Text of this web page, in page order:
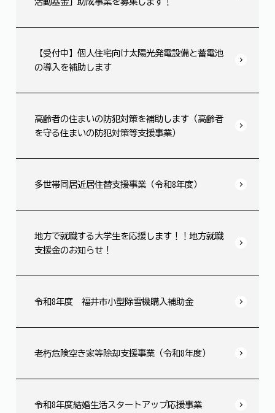
【受付中】個人住宅向け太陽光発電設備と蓄電池
の導入を補助します
高齢者の住まいの防犯対策を補助します（高齢者
を守る住まいの防犯対策等支援事業）
多世帯同居近居住替支援事業（令和8年度）
地方で就職する大学生を応援します！！地方就職
支援金のお知らせ！
令和8年度 福井市小型除雪機購入補助金
老朽危険空き家等除却支援事業（令和8年度）
令和8年度結婚生活スタートアップ応援事業